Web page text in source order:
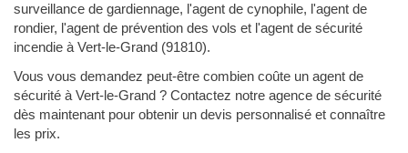
surveillance de gardiennage, l'agent de cynophile, l'agent de
rondier, l'agent de prévention des vols et l'agent de sécurité
incendie à Vert-le-Grand (91810).
Vous vous demandez peut-être combien coûte un agent de
sécurité à Vert-le-Grand ? Contactez notre agence de sécurité
dès maintenant pour obtenir un devis personnalisé et connaître
les prix.